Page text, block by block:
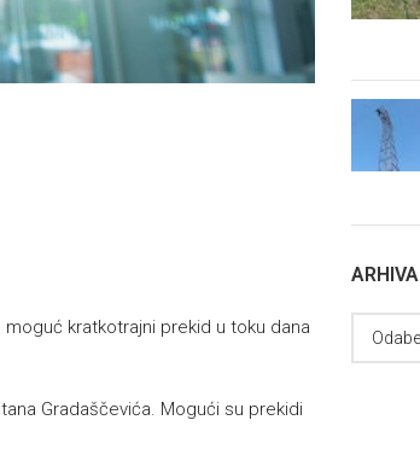
moguć kratkotrajni prekid u toku dana
Gradaščevića. Mogući su prekidi
ARHIVA